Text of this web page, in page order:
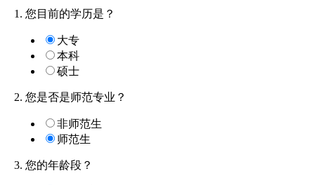
1. 您目前的学历是？
大专
本科
硕士
2. 您是否是师范专业？
非师范生
师范生
3. 您的年龄段？